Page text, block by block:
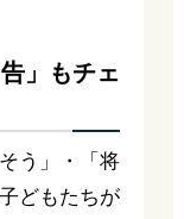
」もチェ
う」・「将
どもたちが